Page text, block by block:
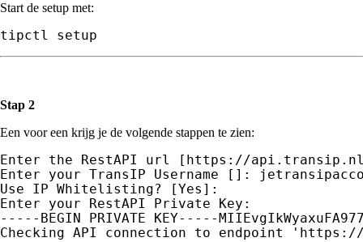
Start de setup met:
tipctl setup
Stap 2
Een voor een krijg je de volgende stappen te zien:
Enter the RestAPI url [https://
Enter your TransIP Username []:
Use IP Whitelisting? [Yes]:
Enter your RestAPI Private Key:
-----BEGIN PRIVATE KEY-----
Checking API connection to endpoint